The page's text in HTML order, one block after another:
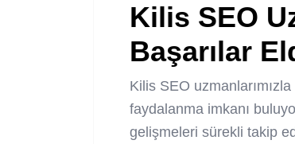
Kilis SEO
Başarılar
Kilis SEO
faydalanma imkanı
gelişmeleri sürekli takip